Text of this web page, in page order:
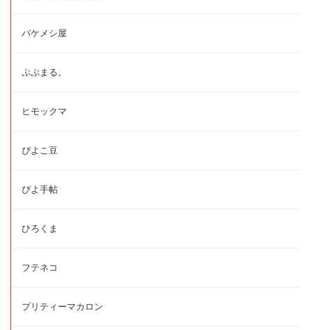
バケメシ屋
ぷぷまる。
ヒモックマ
ぴよこ豆
ぴよ手帖
ひろくま
フテネコ
プリティーマカロン